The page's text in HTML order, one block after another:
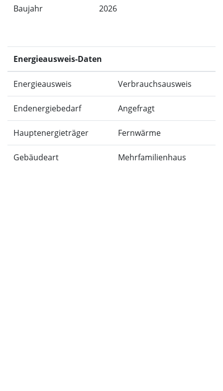
Baujahr 2026
Energieausweis-Daten
Energieausweis Verbrauchsausweis
Endenergiebedarf Angefragt
Hauptenergieträger Fernwärme
Gebäudeart Mehrfamilienhaus